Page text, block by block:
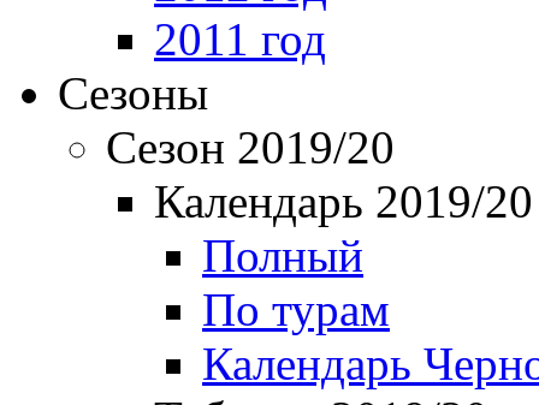
2011 год
Сезоны
Сезон 2019/20
Календарь 2019/20
Полный
По турам
Календарь